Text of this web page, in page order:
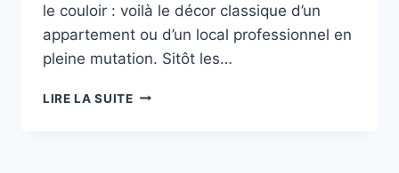
le couloir : voilà le décor classique d’un
appartement ou d’un local professionnel en
pleine mutation. Sitôt les…
LIRE LA SUITEEVACUER